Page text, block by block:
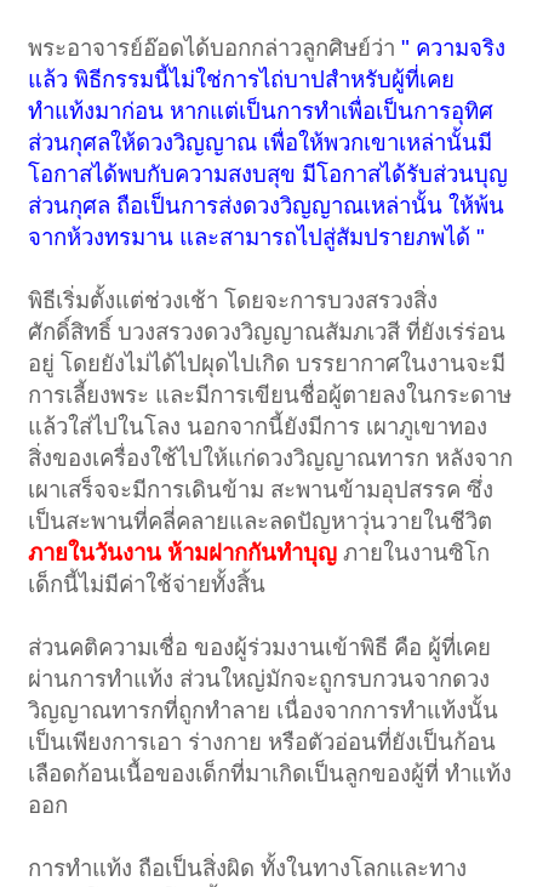
พระอาจารย์อ๊อดได้บอกกล่าวลูกศิษย์ว่า" ความจริง
แล้ว พิธีกรรมนี้ไม่ใช่การไถ่บาปสำหรับผู้ที่เคย
ทำแท้งมาก่อน หากแต่เป็นการทำเพื่อเป็นการอุทิศ
ส่วนกุศลให้ดวงวิญญาณ เพื่อให้พวกเขาเหล่านั้นมี
โอกาสได้พบกับความสงบสุข มีโอกาสได้รับส่วนบุญ
ส่วนกุศล ถือเป็นการส่งดวงวิญญาณเหล่านั้น ให้พ้น
จากห้วงทรมาน และสามารถไปสู่สัมปรายภพได้ "
พิธีเริ่มตั้งแต่ช่วงเช้า โดยจะการบวงสรวงสิ่ง
ศักดิ์สิทธิ์ บวงสรวงดวงวิญญาณสัมภเวสี ที่ยังเร่ร่อน
อยู่ โดยยังไม่ได้ไปผุดไปเกิด บรรยากาศในงานจะมี
การเลี้ยงพระ และมีการเขียนชื่อผู้ตายลงในกระดาษ
แล้วใส่ไปในโลง นอกจากนี้ยังมีการ เผาภูเขาทอง
สิ่งของเครื่องใช้ไปให้แก่ดวงวิญญาณทารก หลังจาก
เผาเสร็จจะมีการเดินข้าม สะพานข้ามอุปสรรค ซึ่ง
เป็นสะพานที่คลี่คลายและลดปัญหาวุ่นวายในชีวิต
ภายในวันงาน ห้ามฝากกันทำบุญ ภายในงานซิโก
เด็กนี้ไม่มีค่าใช้จ่ายทั้งสิ้น
ส่วนคติความเชื่อ ของผู้ร่วมงานเข้าพิธี คือ ผู้ที่เคย
ผ่านการทำแท้ง ส่วนใหญ่มักจะถูกรบกวนจากดวง
วิญญาณทารกที่ถูกทำลาย เนื่องจากการทำแท้งนั้น
เป็นเพียงการเอา ร่างกาย หรือตัวอ่อนที่ยังเป็นก้อน
เลือดก้อนเนื้อของเด็กที่มาเกิดเป็นลูกของผู้ที่ ทำแท้ง
ออก
การทำแท้ง ถือเป็นสิ่งผิด ทั้งในทางโลกและทาง